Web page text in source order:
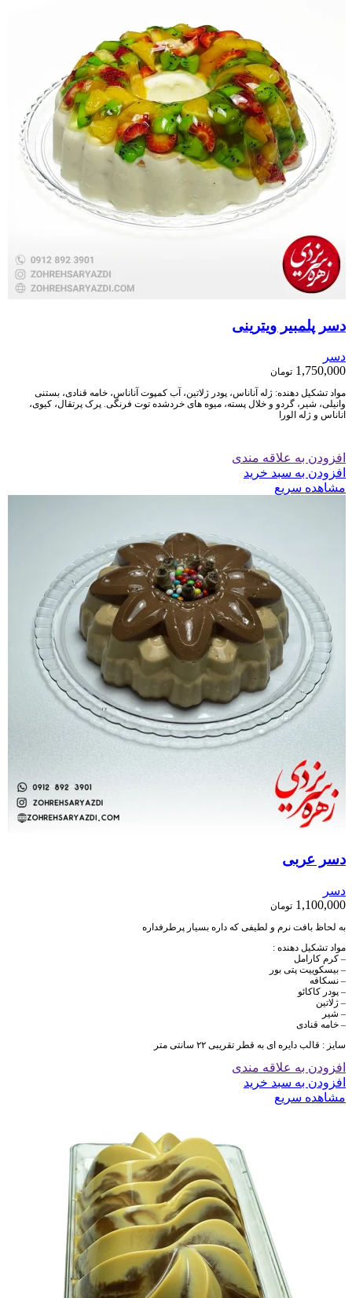
دسر پلمبیر ویترینی
دسر
1,750,000 تومان
مواد تشکیل دهنده: ژله آناناس، پودر ژلاتین، آب کمپوت آناناس، خامه قنادی، بستنی
وانیلی، شیر، گردو و خلال پسته، میوه های خردشده توت فرنگی. پرک پرتقال، کیوی،
اناناس و ژله الورا
افزودن به علاقه مندی
افزودن به سبد خرید
مشاهده سریع
دسر عربی
دسر
1,100,000 تومان
به لحاظ بافت نرم و لطیفی که داره بسیار پرطرفداره
مواد تشکیل دهنده :
– کرم کارامل
– بیسکوییت پتی بور
– نسکافه
– پودر کاکائو
– ژلاتین
– شیر
– خامه قنادی
سایز : قالب دایره ای به قطر تقریبی ۲۲ سانتی متر
افزودن به علاقه مندی
افزودن به سبد خرید
مشاهده سریع